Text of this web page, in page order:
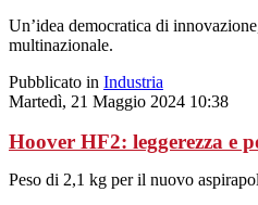
Un’idea democratica di
multinazionale.
Pubblicato in Industria
Martedì, 21 Maggio 2024 10:38
Hoover HF2: leggerezza e
Peso di 2,1 kg per il nuovo